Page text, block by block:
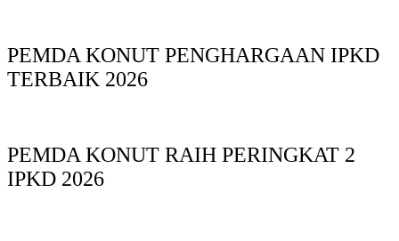
PEMDA KONUT PENGHARGAAN IPKD
TERBAIK 2026
PEMDA KONUT RAIH PERINGKAT 2
IPKD 2026